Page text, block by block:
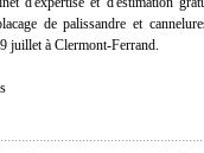
de palissandre et
juillet à Clermont-Ferrand.